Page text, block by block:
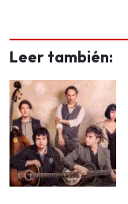
Leer también: